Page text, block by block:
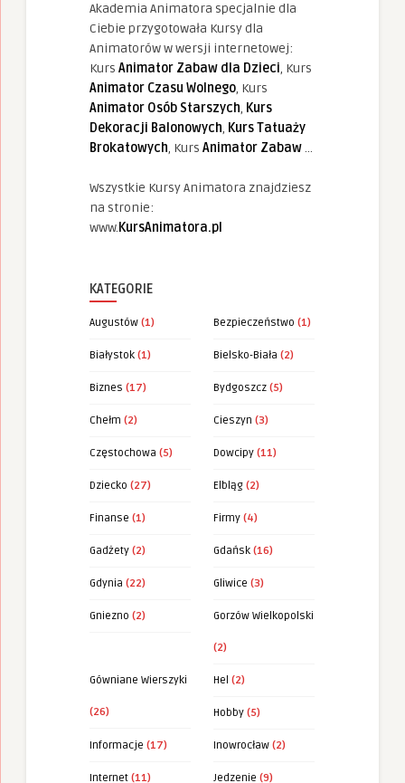
Akademia Animatora specjalnie dla
Ciebie przygotowała Kursy dla
Animatorów w wersji internetowej:
Kurs Animator Zabaw dla Dzieci, Kurs
Animator Czasu Wolnego, Kurs
Animator Osób Starszych, Kurs
Dekoracji Balonowych, Kurs Tatuaży
Brokatowych, Kurs Animator Zabaw...
Wszystkie Kursy Animatora znajdziesz
na stronie:
www.KursAnimatora.pl
KATEGORIE
Augustów (1) Bezpieczeństwo (1)
Białystok (1) Bielsko-Biała (2)
Biznes (17) Bydgoszcz (5)
Chełm (2) Cieszyn (3)
Częstochowa (5) Dowcipy (11)
Dziecko (27) Elbląg (2)
Finanse (1) Firmy (4)
Gadżety (2) Gdańsk (16)
Gdynia (22) Gliwice (3)
Gniezno (2) Gorzów Wielkopolski
(2)
Gówniane Wierszyki
(26)
Hel (2)
Hobby (5)
Informacje (17) Inowrocław (2)
Internet (11) Jedzenie (9)